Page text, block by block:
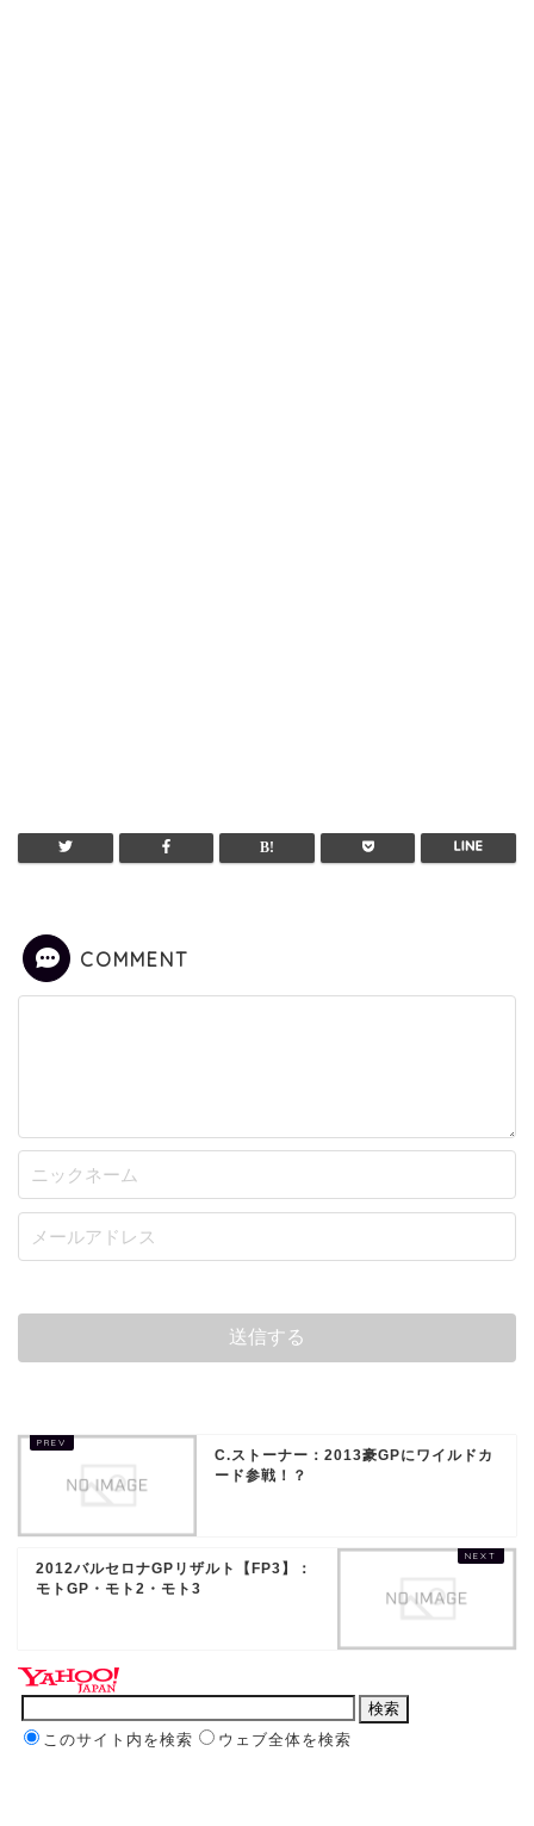
COMMENT
C.ストーナー：2013豪GPにワイルドカ
ード参戦！？
2012バルセロナGPリザルト【FP3】：
モトGP・モト2・モト3
このサイト内を検索 ウェブ全体を検索